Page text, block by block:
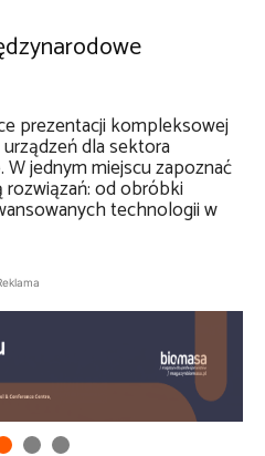
prezentacji kompleksowej
dla sektora
jednym miejscu zapoznać
rozwiązań: od obróbki
technologii w